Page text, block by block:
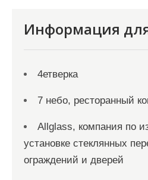
Информация
4етверка
7 небо, ресторанный
Allglass, компания по
установке стеклянных
ограждений и дверей